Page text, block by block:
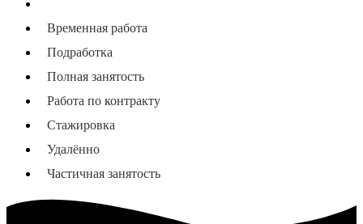
Временная работа
Подработка
Полная занятость
Работа по контракту
Стажировка
Удалённо
Частичная занятость